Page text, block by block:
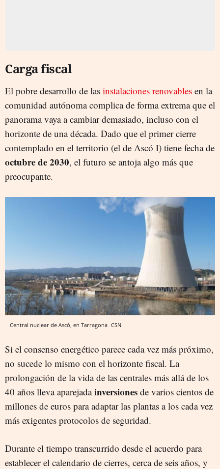
Carga fiscal
El pobre desarrollo de las instalaciones renovables en la
comunidad autónoma complica de forma extrema que el
panorama vaya a cambiar demasiado, incluso con el
horizonte de una década. Dado que el primer cierre
contemplado en el territorio (el de Ascó I) tiene fecha de
octubre de 2030, el futuro se antoja algo más que
preocupante.
Central nuclear de Ascó, en Tarragona CSN
Si el consenso energético parece cada vez más próximo,
no sucede lo mismo con el horizonte fiscal. La
prolongación de la vida de las centrales más allá de los
40 años lleva aparejadainversiones de varios cientos de
millones de euros para adaptar las plantas a los cada vez
más exigentes protocolos de seguridad.
Durante el tiempo transcurrido desde el acuerdo para
establecer el calendario de cierres, cerca de seis años, y